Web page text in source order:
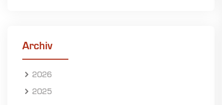
Archiv
2026
2025